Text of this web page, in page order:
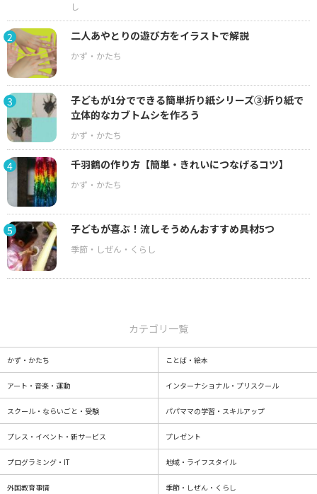
2 二人あやとりの遊び方をイラストで解説
3
子どもが1分でできる簡単折り紙シリーズ③折り紙で
立体的なカブトムシを作ろう
4 千羽鶴の作り方【簡単・きれいにつなげるコツ】
5 子どもが喜ぶ！流しそうめんおすすめ具材5つ
カテゴリ一覧
かず・かたち ことば・絵本
アート・音楽・運動 インターナショナル・プリスクール
スクール・ならいごと・受験 パパママの学習・スキルアップ
プレス・イベント・新サービス プレゼント
プログラミング・IT 地域・ライフスタイル
外国教育事情 季節・しぜん・くらし